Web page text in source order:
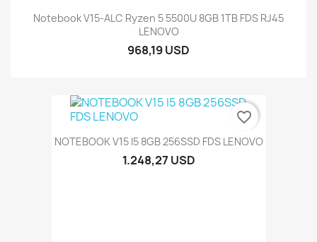
Notebook V15-ALC Ryzen 5 5500U 8GB 1TB FDS RJ45
LENOVO
968,19 USD
NOTEBOOK V15 I5 8GB 256SSD FDS LENOVO
1.248,27 USD
favorite_border